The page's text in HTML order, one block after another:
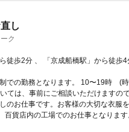
し
ク
駅」から徒歩2分 、 「京成船橋駅」から徒歩
での勤務となります。 10〜19時 (
ては、事前にご相談いただけますの
のお仕事です。お客様の大切な衣服
百貨店内の工場でのお仕事となりま